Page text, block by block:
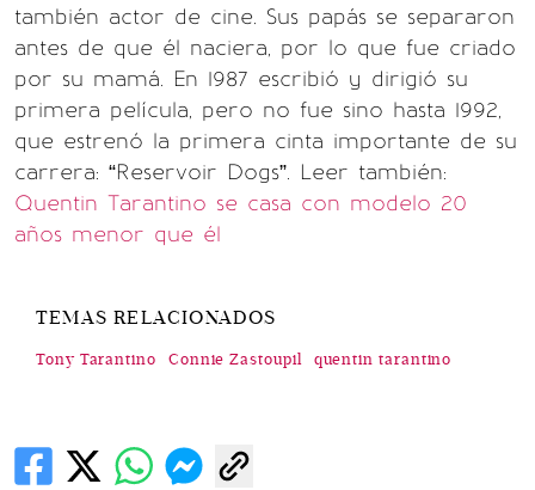
también actor de cine. Sus papás se separaron
antes de que él naciera, por lo que fue criado
por su mamá. En 1987 escribió y dirigió su
primera película, pero no fue sino hasta 1992,
que estrenó la primera cinta importante de su
carrera: “Reservoir Dogs”. Leer también:
Quentin Tarantino se casa con modelo 20
años menor que él
TEMAS RELACIONADOS
Tony Tarantino Connie Zastoupil quentin tarantino